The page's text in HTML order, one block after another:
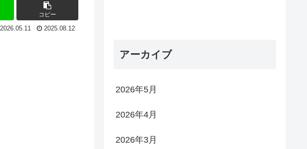
コピー
2026.05.11 2025.08.12
アーカイブ
2026年5月
2026年4月
2026年3月